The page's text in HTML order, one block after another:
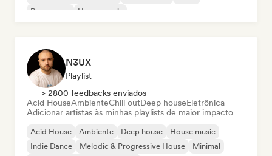
Dream pop
House music
N3UX
Playlist
> 2800 feedbacks enviados
Acid HouseAmbienteChill outDeep houseEletrônica
Adicionar artistas às minhas playlists de maior impacto
Acid House Ambiente Deep house
House music
Indie Dance
Melodic & Progressive House
Minimal